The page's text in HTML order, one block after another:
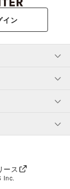
イン
ース
Inc.